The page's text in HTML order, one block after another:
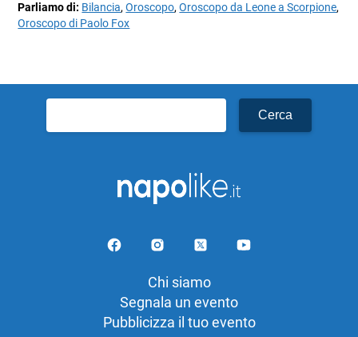
Parliamo di: Bilancia,Oroscopo,Oroscopo da Leone a Scorpione,
Oroscopo di Paolo Fox
per:
Chi siamo
Segnala un evento
Pubblicizza il tuo evento